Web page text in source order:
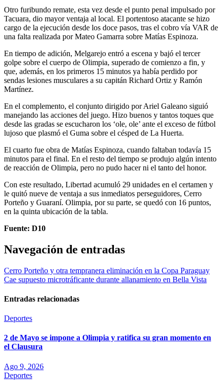
Otro furibundo remate, esta vez desde el punto penal impulsado por
Tacuara, dio mayor ventaja al local. El portentoso atacante se hizo
cargo de la ejecución desde los doce pasos, tras el cobro vía VAR de
una falta realizada por Mateo Gamarra sobre Matías Espinoza.
En tiempo de adición, Melgarejo entró a escena y bajó el tercer
golpe sobre el cuerpo de Olimpia, superado de comienzo a fin, y
que, además, en los primeros 15 minutos ya había perdido por
sendas lesiones musculares a su capitán Richard Ortiz y Ramón
Martínez.
En el complemento, el conjunto dirigido por Ariel Galeano siguió
manejando las acciones del juego. Hizo buenos y tantos toques que
desde las gradas se escucharon los ‘ole, ole’ ante el exceso de fútbol
lujoso que plasmó el Guma sobre el césped de La Huerta.
El cuarto fue obra de Matías Espinoza, cuando faltaban todavía 15
minutos para el final. En el resto del tiempo se produjo algún intento
de reacción de Olimpia, pero no pudo hacer ni el tanto del honor.
Con este resultado, Libertad acumuló 29 unidades en el certamen y
le quitó nueve de ventaja a sus inmediatos perseguidores, Cerro
Porteño y Guaraní. Olimpia, por su parte, se quedó con 16 puntos,
en la quinta ubicación de la tabla.
Fuente: D10
Navegación de entradas
Cerro Porteño y otra tempranera eliminación en la Copa Paraguay
Cae supuesto microtráficante durante allanamiento en Bella Vista
Entradas relacionadas
Deportes
2 de Mayo se impone a Olimpia y ratifica su gran momento en
el Clausura
Ago 9, 2026
Deportes